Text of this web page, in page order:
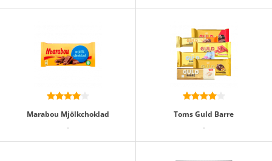
Marabou Mjölkchoklad
-
Toms Guld Barre
-